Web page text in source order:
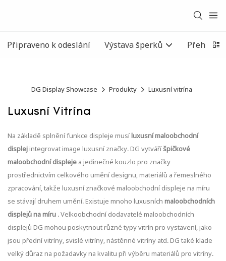
Připraveno k odeslání Výstava šperků
DG Display Showcase Produkty Luxusní vitrína
Luxusní Vitrína
Na základě splnění funkce displeje musíluxusní maloobchodní
displejintegrovat image luxusní značky. DG vytváří špičkové
maloobchodní displeje a jedinečné kouzlo pro značky
prostřednictvím celkového umění designu, materiálů a řemeslného
zpracování, takže luxusní značkové maloobchodní displeje na míru
se stávají druhem umění. Existuje mnoho luxusních maloobchodních
displejů na míru . Velkoobchodní dodavatelé maloobchodních
displejů DG mohou poskytnout různé typy vitrín pro vystavení, jako
jsou přední vitríny, svislé vitríny, nástěnné vitríny atd. DG také klade
velký důraz na požadavky na kvalitu při výběru materiálů pro vitríny.